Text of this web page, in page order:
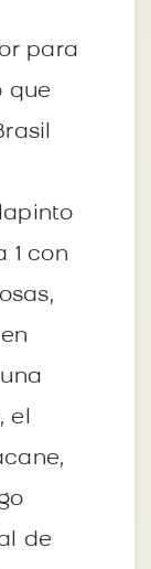
para
que
1 con
el
de